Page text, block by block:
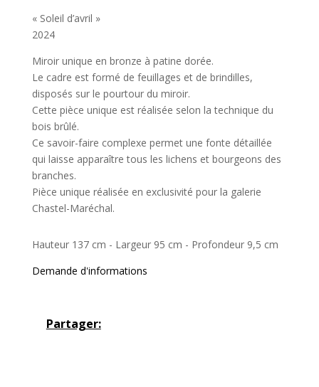
« Soleil d’avril »
2024
Miroir unique en bronze à patine dorée.
Le cadre est formé de feuillages et de brindilles,
disposés sur le pourtour du miroir.
Cette pièce unique est réalisée selon la technique du
bois brûlé.
Ce savoir-faire complexe permet une fonte détaillée
qui laisse apparaître tous les lichens et bourgeons des
branches.
Pièce unique réalisée en exclusivité pour la galerie
Chastel-Maréchal.
Hauteur 137 cm - Largeur 95 cm - Profondeur 9,5 cm
Demande d'informations
Partager: